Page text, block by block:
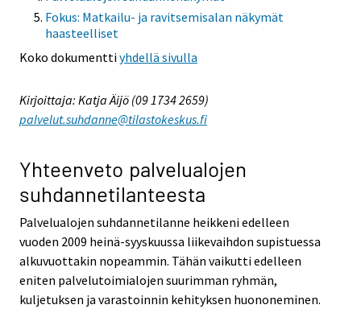
Fokus: Matkailu- ja ravitsemisalan näkymät
haasteelliset
Koko dokumenttiyhdellä sivulla
Kirjoittaja: Katja Äijö (09 1734 2659)
palvelut.suhdanne@tilastokeskus.fi
Yhteenveto palvelualojen
suhdannetilanteesta
Palvelualojen suhdannetilanne heikkeni edelleen
vuoden 2009 heinä-syyskuussa liikevaihdon supistuessa
alkuvuottakin nopeammin. Tähän vaikutti edelleen
eniten palvelutoimialojen suurimman ryhmän,
kuljetuksen ja varastoinnin kehityksen huononeminen.